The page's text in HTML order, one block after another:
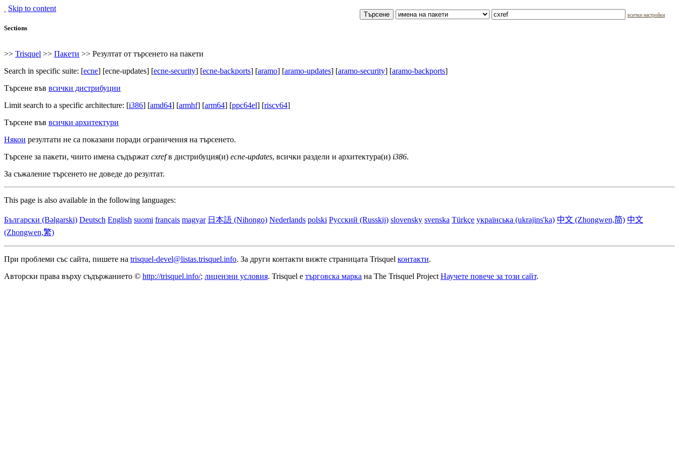
Skip to content
всички настройки
Sections
>> Trisquel >> Пакети >> Резултат от търсенето на пакети
Search in specific suite: [ecne] [ecne-updates] [ecne-security] [ecne-backports] [aramo] [aramo-updates] [aramo-security] [aramo-backports]
Търсене във всички дистрибуции
Limit search to a specific architecture: [i386] [amd64] [armhf] [arm64] [ppc64el] [riscv64]
Търсене във всички архитектури
Някои резултати не са показани поради ограничения на търсенето.
Търсене за пакети, чиито имена съдържат cxrefв дистрибуция(и) ecne-updates, всички раздели и архитектура(и) i386.
За съжаление търсенето не доведе до резултат.
This page is also available in the following languages:
Български (Bəlgarski) Deutsch English suomi français magyar 日本語 (Nihongo) Nederlands polski Русский (Russkij) slovensky svenska Türkçe українська (ukrajins'ka) 中文 (Zhongwen,简) 中文
(Zhongwen,繁)
При проблеми със сайта, пишете на trisquel-devel@listas.trisquel.info. За други контакти вижте страницата Trisquel контакти.
Авторски права върху съдържанието © http://trisquel.info/; лицензни условия. Trisquel е търговска марка на The Trisquel Project Научете повече за този сайт.